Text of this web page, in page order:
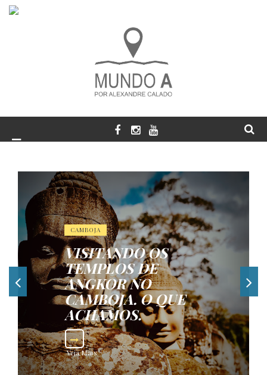
CAMBOJA
VISITANDO OS
TEMPLOS DE
ANGKOR NO
CAMBOJA. O QUE
ACHAMOS.
Veja Mais